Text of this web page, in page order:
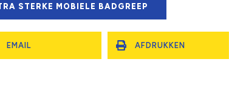
STERKE MOBIELE BADGREEP
EMAIL AFDRUKKEN